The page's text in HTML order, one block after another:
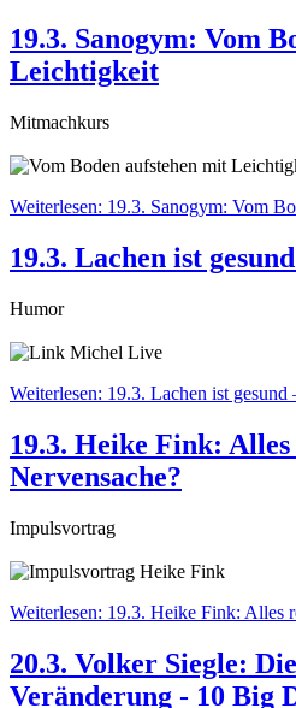
19.3. Sanogym: Vom
Leichtigkeit
Mitmachkurs
Weiterlesen: 19.3. Sanogym: Vom
19.3. Lachen ist
Humor
Weiterlesen: 19.3. Lachen ist
19.3. Heike Fink:
Nervensache?
Impulsvortrag
Weiterlesen: 19.3. Heike Fink: Alles
20.3. Volker Siegle:
Veränderung - 10 Big